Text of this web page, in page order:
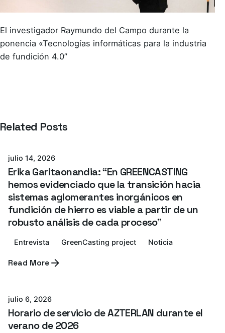
El investigador Raymundo del Campo durante la
ponencia «Tecnologías informáticas para la industria
de fundición 4.0”
Related Posts
Azterlan Team
julio 14, 2026
Erika Garitaonandia: “En GREENCASTING
hemos evidenciado que la transición hacia
sistemas aglomerantes inorgánicos en
fundición de hierro es viable a partir de un
robusto análisis de cada proceso”
Entrevista GreenCasting project Noticia
Read MoreAzterlan Team
julio 6, 2026
Horario de servicio de AZTERLAN durante el
verano de 2026